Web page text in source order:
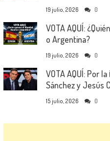
19 julio, 2026 0
VOTA AQUÍ:
o Argentina?
19 julio, 2026 0
VOTA AQUÍ: Por
Sánchez y Jesús
15 julio, 2026 0